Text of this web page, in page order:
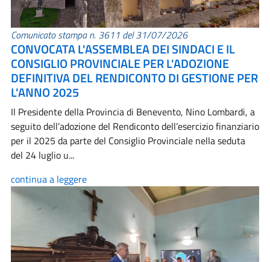
Comunicato stampa n. 3611 del 31/07/2026
CONVOCATA L'ASSEMBLEA DEI SINDACI E IL
CONSIGLIO PROVINCIALE PER L'ADOZIONE
DEFINITIVA DEL RENDICONTO DI GESTIONE PER
L'ANNO 2025
Il Presidente della Provincia di Benevento, Nino Lombardi, a
seguito dell’adozione del Rendiconto dell’esercizio finanziario
per il 2025 da parte del Consiglio Provinciale nella seduta
del 24 luglio u...
continua a leggere